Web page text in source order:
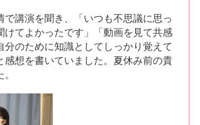
講演を聞き、「いつも不思議に思っ
けてよかったです」「動画を見て共感
分のために知識としてしっかり覚えて
感想を書いていました。夏休み前の貴